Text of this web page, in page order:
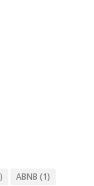
ABNB (1)